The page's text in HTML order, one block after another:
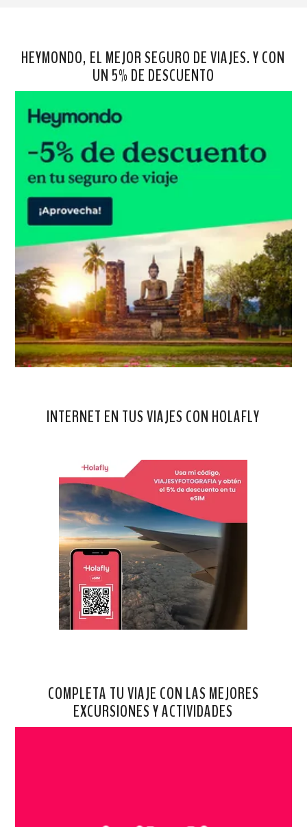
HEYMONDO, EL MEJOR SEGURO DE VIAJES. Y CON
UN 5% DE DESCUENTO
INTERNET EN TUS VIAJES CON HOLAFLY
COMPLETA TU VIAJE CON LAS MEJORES
EXCURSIONES Y ACTIVIDADES